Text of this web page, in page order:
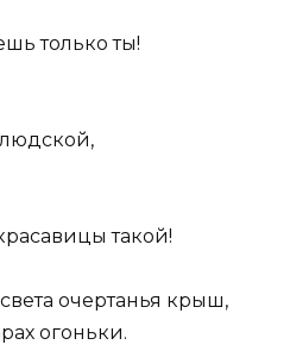
только ты!
такой!
очертанья крыш,
огоньки.